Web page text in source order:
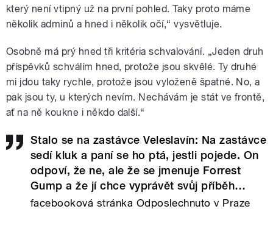
který není vtipný už na první pohled. Taky proto máme
několik adminů a hned i několik očí,“ vysvětluje.
Osobně má prý hned tři kritéria schvalování. „Jeden druh
příspěvků schválím hned, protože jsou skvělé. Ty druhé
mi jdou taky rychle, protože jsou vyloženě špatné. No, a
pak jsou ty, u kterých nevím. Nechávám je stát ve frontě,
ať na ně koukne i někdo další.“
Stalo se na zastávce Veleslavín: Na zastávce
sedí kluk a paní se ho ptá, jestli pojede. On
odpoví, že ne, ale že se jmenuje Forrest
Gump a že jí chce vyprávět svůj příběh…
facebooková stránka Odposlechnuto v Praze